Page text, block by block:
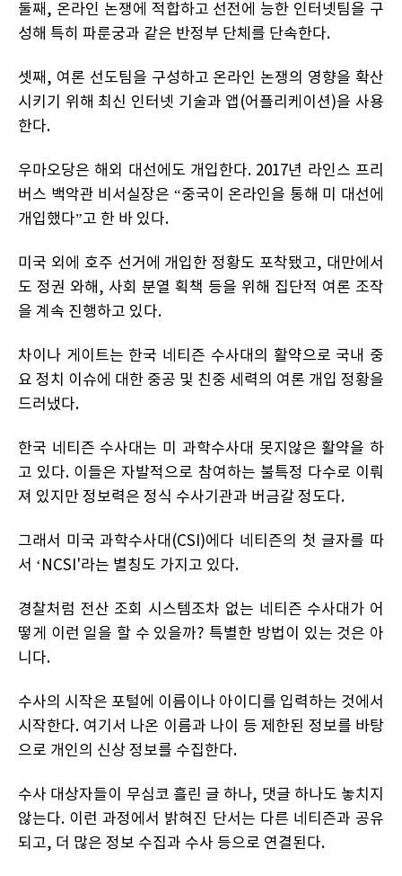
둘째, 온라인 논쟁에 적합하고 선전에 능한 인터넷팀을 구
성해 특히 파룬궁과 같은 반정부 단체를 단속한다.
셋째, 여론 선도팀을 구성하고 온라인 논쟁의 영향을 확산
시키기 위해 최신 인터넷 기술과 앱(어플리케이션)을 사용
한다.
우마오당은 해외 대선에도 개입한다. 2017년 라인스 프리
버스 백악관 비서실장은 “중국이 온라인을 통해 미 대선에
개입했다”고 한 바 있다.
미국 외에 호주 선거에 개입한 정황도 포착됐고, 대만에서
도 정권 와해, 사회 분열 획책 등을 위해 집단적 여론 조작
을 계속 진행하고 있다.
차이나 게이트는 한국 네티즌 수사대의 활약으로 국내 중
요 정치 이슈에 대한 중공 및 친중 세력의 여론 개입 정황을
드러냈다.
한국 네티즌 수사대는 미 과학수사대 못지않은 활약을 하
고 있다. 이들은 자발적으로 참여하는 불특정 다수로 이뤄
져 있지만 정보력은 정식 수사기관과 버금갈 정도다.
그래서 미국 과학수사대(CSI)에다 네티즌의 첫 글자를 따
서 ‘NCSI'라는 별칭도 가지고 있다.
경찰처럼 전산 조회 시스템조차 없는 네티즌 수사대가 어
떻게 이런 일을 할 수 있을까? 특별한 방법이 있는 것은 아
니다.
수사의 시작은 포털에 이름이나 아이디를 입력하는 것에서
시작한다. 여기서 나온 이름과 나이 등 제한된 정보를 바탕
으로 개인의 신상 정보를 수집한다.
수사 대상자들이 무심코 흘린 글 하나, 댓글 하나도 놓치지
않는다. 이런 과정에서 밝혀진 단서는 다른 네티즌과 공유
되고, 더 많은 정보 수집과 수사 등으로 연결된다.